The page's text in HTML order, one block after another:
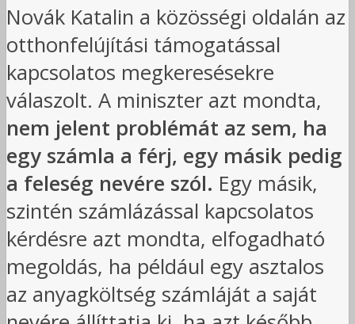
Novák Katalin a közösségi oldalán az
otthonfelújítási támogatással
kapcsolatos megkeresésekre
válaszolt. A miniszter azt mondta,
nem jelent problémát az sem, ha
egy számla a férj, egy másik pedig
a feleség nevére szól. Egy másik,
szintén számlázással kapcsolatos
kérdésre azt mondta, elfogadható
megoldás, ha például egy asztalos
az anyagköltség számláját a saját